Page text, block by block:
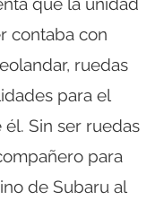
contaba con
ruedas
para el
Sin ser ruedas
para
de Subaru al